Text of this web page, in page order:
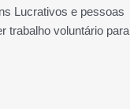
Lucrativos e pessoas
trabalho voluntário para